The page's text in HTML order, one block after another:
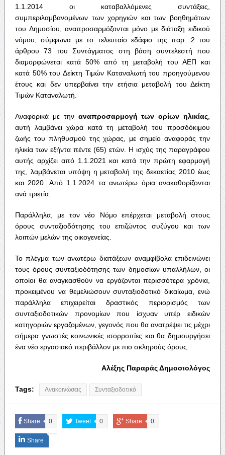
1.1.2014 οι καταβαλλόμενες συντάξεις,
συμπεριλαμβανομένων των χορηγιών και των βοηθημάτων
του Δημοσίου, αναπροσαρμόζονται μόνο με διάταξη ειδικού
νόμου, σύμφωνα με το τελευταίο εδάφιο της παρ. 2 του
άρθρου 73 του Συντάγματος στη βάση συντελεστή που
διαμορφώνεται κατά 50% από τη μεταβολή του ΑΕΠ και
κατά 50% του Δείκτη Τιμών Καταναλωτή του προηγούμενου
έτους και δεν υπερβαίνει την ετήσια μεταβολή του Δείκτη
Τιμών Καταναλωτή.
Αναφορικά με την αναπροσαρμογή των ορίων ηλικίας
αυτή λαμβάνει χώρα κατά τη μεταβολή του προσδόκιμου
ζωής του πληθυσμού της χώρας, με σημείο αναφοράς την
ηλικία των εξήντα πέντε (65) ετών. Η ισχύς της παραγράφου
αυτής αρχίζει από 1.1.2021 και κατά την πρώτη εφαρμογή
της, λαμβάνεται υπόψη η μεταβολή της δεκαετίας 2010 έως
και 2020. Από 1.1.2024 τα ανωτέρω όρια ανακαθορίζονται
ανά τριετία.
Παράλληλα, με τον νέο Νόμο επέρχεται μεταβολή στους
όρους συνταξιοδότησης του επιζώντος συζύγου και των
λοιπών μελών της οικογενείας.
Το πλέγμα των ανωτέρω διατάξεων αναμφίβολα επιδεινώνει
τους όρους συνταξιοδότησης των δημοσίων υπαλλήλων, οι
οποίοι θα αναγκασθούν να εργάζονται περισσότερα χρόνια,
προκειμένου να θεμελιώσουν συνταξιοδοτικό δικαίωμα, ενώ
παράλληλα επιχειρείται δραστικός περιορισμός των
συνταξιοδοτικών προνομίων που ίσχυαν υπέρ ειδικών
κατηγοριών εργαζομένων, γεγονός που θα ανατρέψει τις μέχρι
σήμερα γνωστές κοινωνικές ισορροπίες και θα δημιουργήσει
ένα νέο εργασιακό περιβάλλον με πιο σκληρούς όρους.
Αλέξης Παραράς Δημοσιολόγος
Tags: Ανακοινώσεις Συνταξιοδοτικό
Share 0 Tweet 0 Share 0
Share